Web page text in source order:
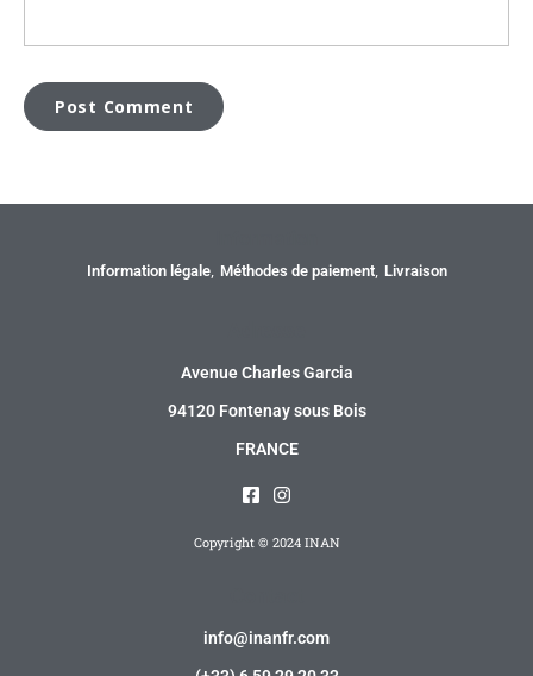
Information légale Méthodes de paiement Livraison
Avenue Charles Garcia
94120 Fontenay sous Bois
FRANCE
Copyright © 2024 INAN
info@inanfr.com